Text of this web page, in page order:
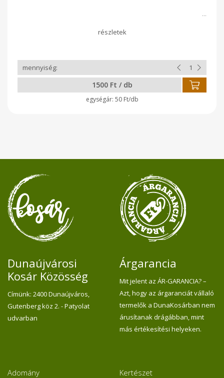
1500 Ft / db
50 Ft/db
Dunaújvárosi
Kosár Közösség
Címünk: 2400 Dunaújváros,
Gutenberg köz 2. - Patyolat
udvarban
Árgarancia
Mit jelent az ÁR-GARANCIA? –
Azt, hogy az árgaranciát vállaló
termelők a DunaKosárban nem
árusítanak drágábban, mint
más értékesítési helyeken.
Adomány
Kertészet